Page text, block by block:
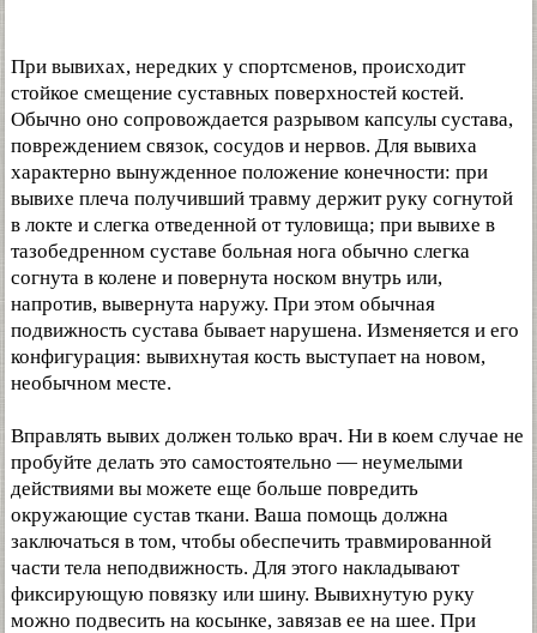
При вывихах, нередких у спортсменов, происходит
стойкое смещение суставных поверхностей костей.
Обычно оно сопровождается разрывом капсулы сустава,
повреждением связок, сосудов и нервов. Для вывиха
характерно вынужденное положение конечности: при
вывихе плеча получивший травму держит руку согнутой
в локте и слегка отведенной от туловища; при вывихе в
тазобедренном суставе больная нога обычно слегка
согнута в колене и повернута носком внутрь или,
напротив, вывернута наружу. При этом обычная
подвижность сустава бывает нарушена. Изменяется и его
конфигурация: вывихнутая кость выступает на новом,
необычном месте.
Вправлять вывих должен только врач. Ни в коем случае не
пробуйте делать это самостоятельно — неумелыми
действиями вы можете еще больше повредить
окружающие сустав ткани. Ваша помощь должна
заключаться в том, чтобы обеспечить травмированной
части тела неподвижность. Для этого накладывают
фиксирующую повязку или шину. Вывихнутую руку
можно подвесить на косынке, завязав ее на шее. При